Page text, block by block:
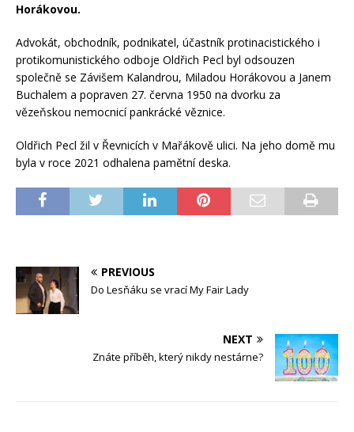
Horákovou.
Advokát, obchodník, podnikatel, účastník protinacistického i
protikomunistického odboje Oldřich Pecl byl odsouzen
společně se Závišem Kalandrou, Miladou Horákovou a Janem
Buchalem a popraven 27. června 1950 na dvorku za
vězeňskou nemocnicí pankrácké věznice.
Oldřich Pecl žil v Řevnicích v Mařákově ulici. Na jeho domě mu
byla v roce 2021 odhalena pamětní deska.
PREVIOUS
Do Lesňáku se vrací My Fair Lady
NEXT
Znáte příběh, který nikdy nestárne?